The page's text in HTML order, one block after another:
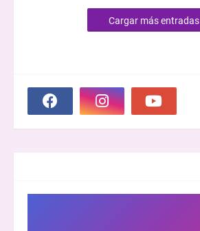
Cargar más entradas